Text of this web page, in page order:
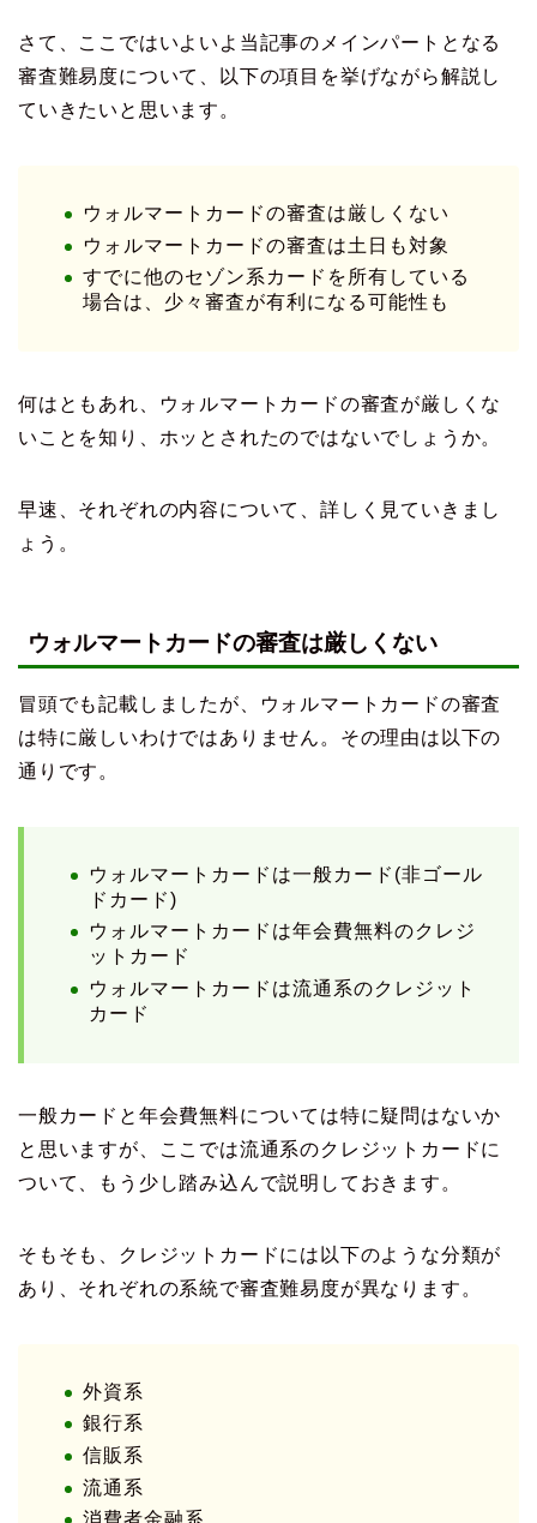
さて、ここではいよいよ当記事のメインパートとなる
審査難易度について、以下の項目を挙げながら解説し
ていきたいと思います。
ウォルマートカードの審査は厳しくない
ウォルマートカードの審査は土日も対象
すでに他のセゾン系カードを所有している
場合は、少々審査が有利になる可能性も
何はともあれ、ウォルマートカードの審査が厳しくな
いことを知り、ホッとされたのではないでしょうか。
早速、それぞれの内容について、詳しく見ていきまし
ょう。
ウォルマートカードの審査は厳しくない
冒頭でも記載しましたが、ウォルマートカードの審査
は特に厳しいわけではありません。その理由は以下の
通りです。
ウォルマートカードは一般カード(非ゴール
ドカード)
ウォルマートカードは年会費無料のクレジ
ットカード
ウォルマートカードは流通系のクレジット
カード
一般カードと年会費無料については特に疑問はないか
と思いますが、ここでは流通系のクレジットカードに
ついて、もう少し踏み込んで説明しておきます。
そもそも、クレジットカードには以下のような分類が
あり、それぞれの系統で審査難易度が異なります。
外資系
銀行系
信販系
流通系